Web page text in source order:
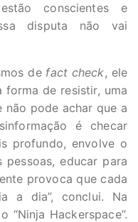
conscientes e
disputa não vai
de fact check, ele
forma de resistir, uma
pode achar que a
é checar
profundo, envolve o
educar para
provoca que cada
a dia”, conclui. Na
“Ninja Hackerspace”.